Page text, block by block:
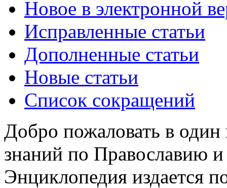
Новое в электронной
Исправленные статьи
Дополненные статьи
Новые статьи
Список сокращений
Добро пожаловать в
знаний по Православию
Энциклопедия издается